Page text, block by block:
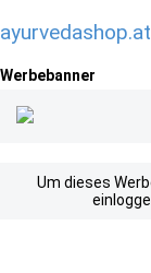
Werbebanner
Um dieses